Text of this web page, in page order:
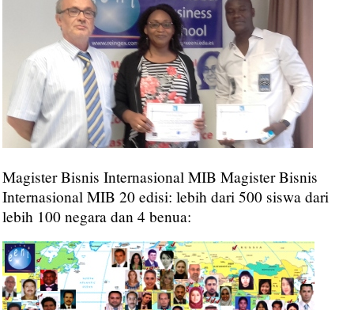
Magister Bisnis Internasional MIB Magister Bisnis
Internasional MIB 20 edisi: lebih dari 500 siswa dari
lebih 100 negara dan 4 benua: